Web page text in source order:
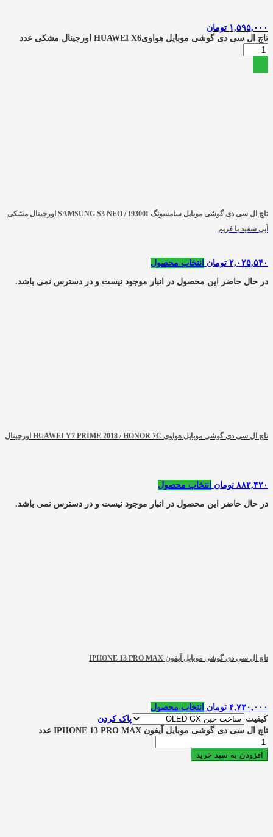
۱,۵۹۵,۰۰۰ تومان
تاچ ال سی دی گوشی موبایل هواویHUAWEI X6 اورجینال مشکی عدد
تاچ ال سی دی گوشی موبایل سامسونگ SAMSUNG S3 NEO / I9300I اورجینال مشکی
آبی سفید با فریم
۲,۰۲۵,۵۴۰ تومان انتخاب محصول
در حال حاضر این محصول در انبار موجود نیست و در دسترس نمی باشد.
تاچ ال سی دی گوشی موبایل هواوی HUAWEI Y7 PRIME 2018 / HONOR 7C اورجینال
۸۸۲,۴۲۰ تومان انتخاب محصول
در حال حاضر این محصول در انبار موجود نیست و در دسترس نمی باشد.
تاچ ال سی دی گوشی موبایل آیفون IPHONE 13 PRO MAX
۴,۷۳۰,۰۰۰ تومان انتخاب محصول
کیفیت
پاک کردن
تاچ ال سی دی گوشی موبایل آیفون IPHONE 13 PRO MAX عدد
افزودن به سبد خرید